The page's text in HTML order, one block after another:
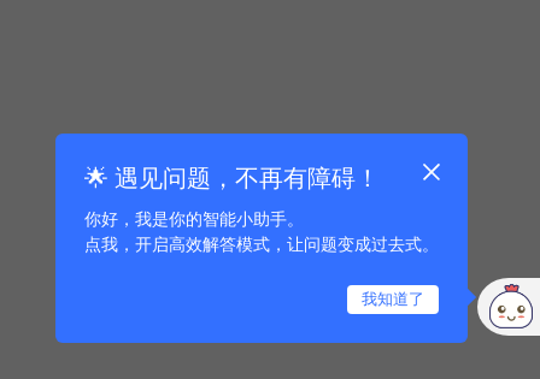
🌟 遇见问题，不再有障碍！
你好，我是你的智能小助手。
点我，开启高效解答模式，让问题变成过去式。
我知道了